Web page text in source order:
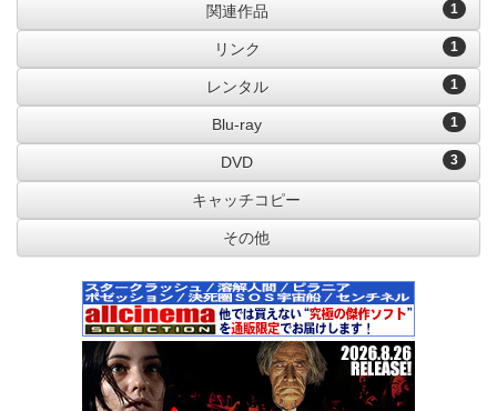
1
関連作品
1
リンク
1
レンタル
1
Blu-ray
3
DVD
キャッチコピー
その他